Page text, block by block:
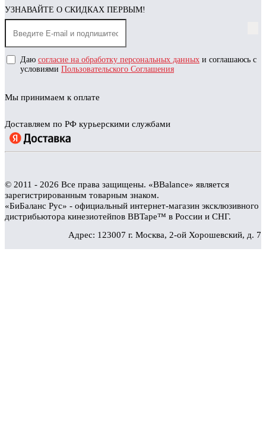
УЗНАВАЙТЕ О СКИДКАХ ПЕРВЫМ!
Даю согласие на обработку персональных данных и соглашаюсь с
условиями Пользовательского Соглашения
Мы принимаем к оплате
Доставляем по РФ курьерскими службами
© 2011 - 2026 Все права защищены. «BBalance» является
зарегистрированным товарным знаком.
«БиБаланс Рус» - официальный интернет-магазин эксклюзивного
дистрибьютора кинезиотейпов BBTape™ в России и СНГ.
Адрес: 123007 г. Москва, 2-ой Хорошевский, д. 7